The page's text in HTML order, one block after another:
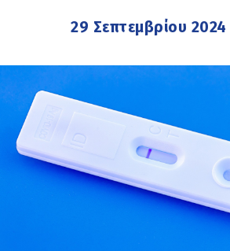
29 Σεπτεμβρίου 2024